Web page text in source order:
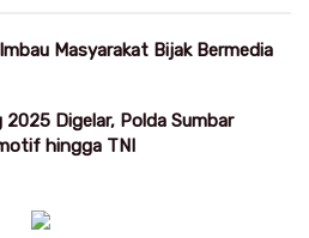
Masyarakat Bijak Bermedia
Digelar, Polda Sumbar
hingga TNI